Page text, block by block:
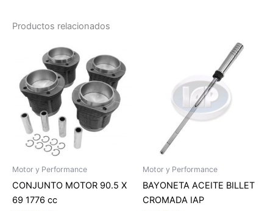
Productos relacionados
Motor y Performance
CONJUNTO MOTOR 90.5 X
69 1776 cc
Motor y Performance
BAYONETA ACEITE BILLET
CROMADA IAP